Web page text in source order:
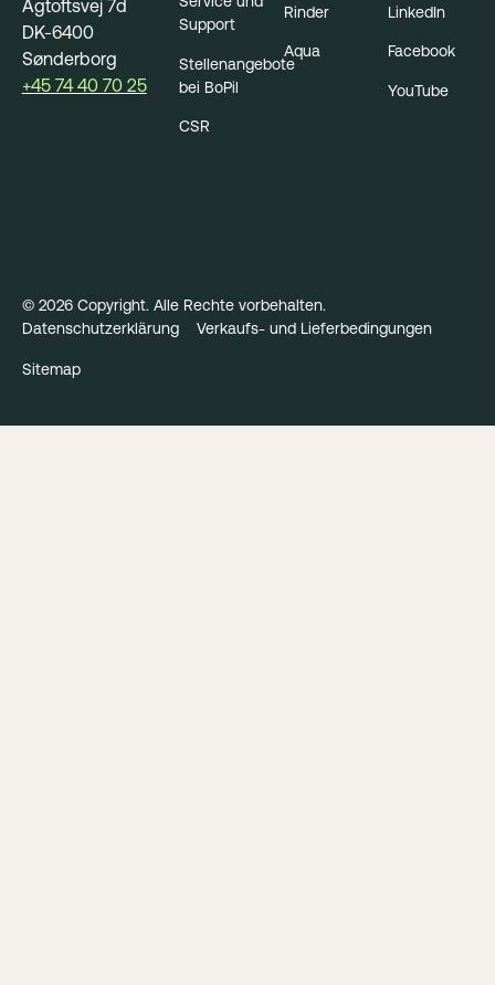
Agtoftsvej 7d
DK-6400
Sønderborg
+45 74 40 70 25
Support
Stellenangebote
bei BoPil
CSR
Rinder
Aqua
LinkedIn
Facebook
YouTube
© 2026Copyright. Alle Rechte vorbehalten.
Datenschutzerklärung
Verkaufs- und Lieferbedingungen
Sitemap